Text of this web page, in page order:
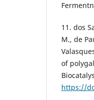
11. dos
M., de
of
https://